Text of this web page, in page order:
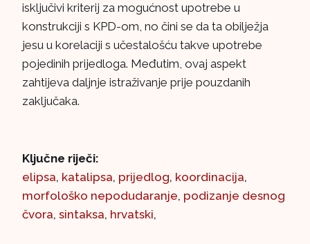
isključivi kriterij za mogućnost upotrebe u
konstrukciji s KPD-om, no čini se da ta obilježja
jesu u korelaciji s učestalošću takve upotrebe
pojedinih prijedloga. Međutim, ovaj aspekt
zahtijeva daljnje istraživanje prije pouzdanih
zaključaka.
Ključne riječi:
elipsa, katalipsa, prijedlog, koordinacija,
morfološko nepodudaranje, podizanje desnog
čvora, sintaksa, hrvatski,